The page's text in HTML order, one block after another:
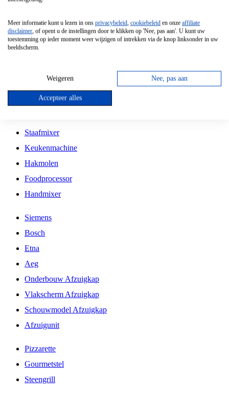
Vrijstaande Magnetron
Vrijstaande Kookplaat
Inbouw Gaskookplaat
Inbouw Keramische Kookplaat
Kookplaat Accessoires
Staafmixer
Keukenmachine
Hakmolen
Foodprocessor
Handmixer
Siemens
Bosch
Etna
Aeg
Onderbouw Afzuigkap
Vlakscherm Afzuigkap
Schouwmodel Afzuigkap
Afzuigunit
Pizzarette
Gourmetstel
Steengrill
Meer informatie kunt u lezen in ons privacybeleid, cookiebeleid en onze affiliate
disclaimer, of opent u de instellingen door te klikken op 'Nee, pas aan'. U kunt uw
toestemming op ieder moment weer wijzigen of intrekken via de knop linksonder in uw
beeldscherm.
Weigeren Nee, pas aan
Accepteer alles